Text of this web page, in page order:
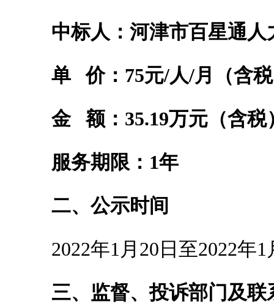
中标人：河津市百星通
单
价： 75元/人/月（含
金
额： 35.19万元（含税
服务期限： 1年
二、公示时间
2022年1 月 20 日至2022年1
三、监督、投诉部门及联